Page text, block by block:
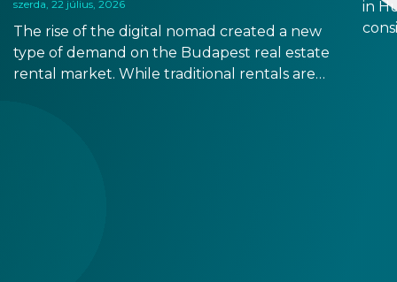
szerda, 22 július, 2026
The rise of the digital nomad created a new
type of demand on the Budapest real estate
rental market. While traditional rentals are
in